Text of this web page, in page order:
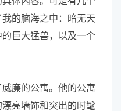
的脑海之中：暗无天
巨大猛兽，以及一个
廉的公寓。他的公寓
亮墙饰和突出的时髦